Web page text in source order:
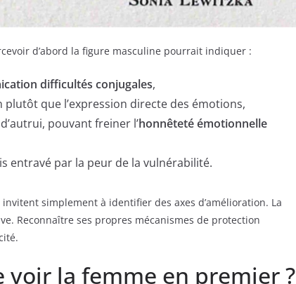
d’abord la figure masculine pourrait indiquer :
difficultés conjugales,
que l’expression directe des émotions,
pouvant freiner l’honnêteté émotionnelle
entravé par la peur de la vulnérabilité.
simplement à identifier des axes d’amélioration. La
Reconnaître ses propres mécanismes de protection
voir la femme en premier ?